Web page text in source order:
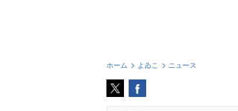
ホーム よゐこ ニュース